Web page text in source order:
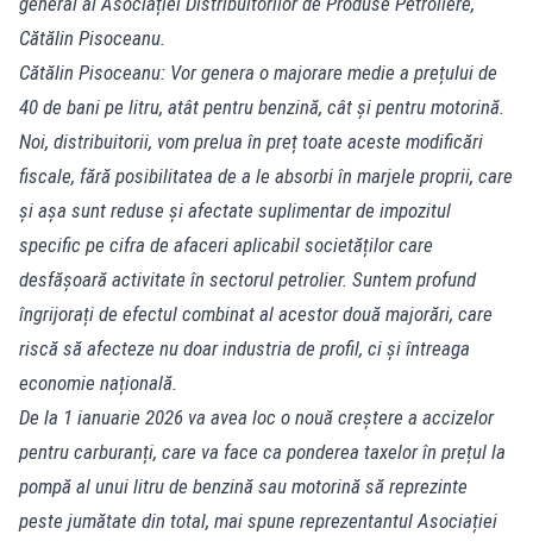
Cătălin Pisoceanu.
Cătălin Pisoceanu: Vor genera o majorare medie a prețului de
40 de bani pe litru, atât pentru benzină, cât și pentru motorină.
Noi, distribuitorii, vom prelua în preț toate aceste modificări
fiscale, fără posibilitatea de a le absorbi în marjele proprii, care
și așa sunt reduse și afectate suplimentar de impozitul
specific pe cifra de afaceri aplicabil societăților care
desfășoară activitate în sectorul petrolier. Suntem profund
îngrijorați de efectul combinat al acestor două majorări, care
riscă să afecteze nu doar industria de profil, ci și întreaga
economie națională.
De la 1 ianuarie 2026 va avea loc o nouă creștere a accizelor
pentru carburanți, care va face ca ponderea taxelor în prețul la
pompă al unui litru de benzină sau motorină să reprezinte
peste jumătate din total, mai spune reprezentantul Asociației